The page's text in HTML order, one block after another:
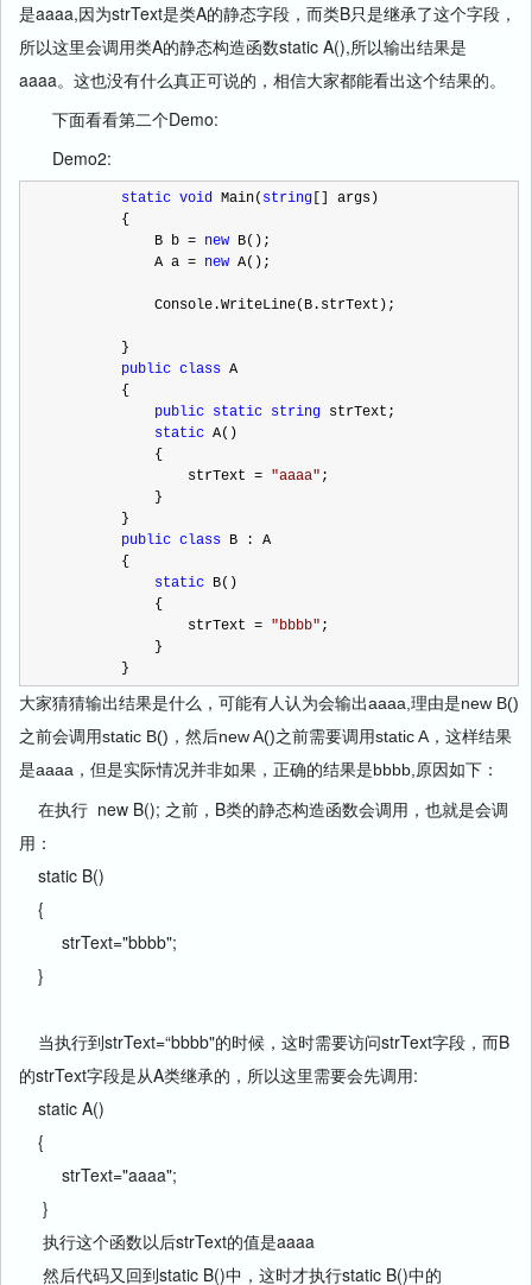
是aaaa,因为strText是类A的静态字段，而类B只是继承了这个字段，
所以这里会调用类A的静态构造函数static A(),所以输出结果是
aaaa。这也没有什么真正可说的，相信大家都能看出这个结果的。
下面看看第二个Demo:
Demo2:
static void Main( string [] args)
        {
            B b
= new B();
            A a
= new A();
            Console.WriteLine(B.strText);
        }
public class A
        {
public static string strText;
static A()
            {
                strText
= "aaaa" ;
            }
        }
public class B : A
        {
static B()
            {
                strText
= "bbbb" ;
            }
        }
大家猜猜输出结果是什么，可能有人认为会输出aaaa,理由是new B()
之前会调用static B()，然后new A()之前需要调用static A，这样结果
是aaaa，但是实际情况并非如果，正确的结果是bbbb,原因如下：
在执行 new B(); 之前，B类的静态构造函数会调用，也就是会调
用：
static B()
{
strText="bbbb";
}
当执行到strText=“bbbb"的时候，这时需要访问strText字段，而B
的strText字段是从A类继承的，所以这里需要会先调用:
static A()
{
strText="aaaa";
}
执行这个函数以后strText的值是aaaa
然后代码又回到static B()中，这时才执行static B()中的